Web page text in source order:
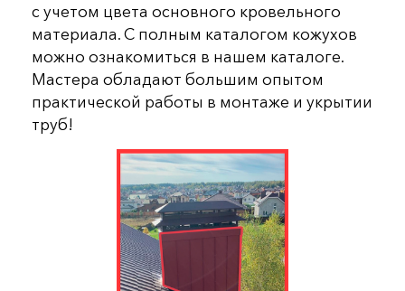
с учетом цвета основного кровельного
материала. С полным каталогом кожухов
можно ознакомиться в нашем каталоге.
Мастера обладают большим опытом
практической работы в монтаже и укрытии
труб!